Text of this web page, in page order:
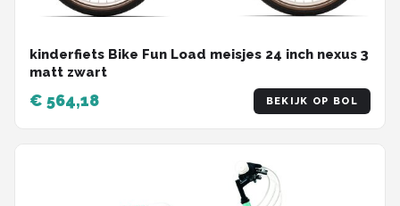
kinderfiets Bike Fun Load meisjes 24 inch nexus 3
matt zwart
€ 564,18 BEKIJK OP BOL